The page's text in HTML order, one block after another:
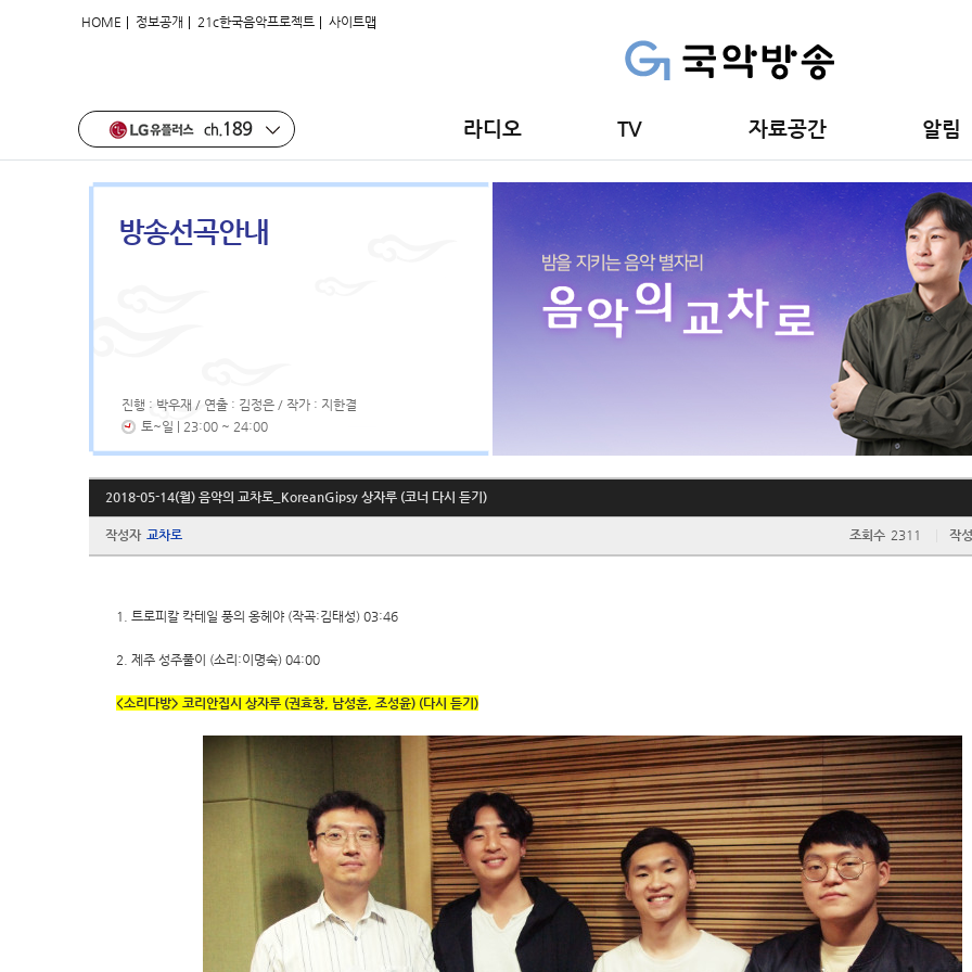
HOME | 정보공개 | 21c한국음악프로젝트 | 사이트맵
라디오 TV 자료공간 알림
방송선곡안내
진행 : 박우재 / 연출 : 김정은 / 작가 : 지한결
토~일 | 23:00 ~ 24:00
2018-05-14(월) 음악의 교차로_KoreanGipsy 상자루 (코너 다시 듣기)
작성자 교차로 조회수 2311 작
1. 트로피칼 칵테일 풍의 옹헤야 (작곡:김태성) 03:46
2. 제주 성주풀이 (소리:이명숙) 04:00
<소리다방> 코리안집시 상자루 (권효창, 남성훈, 조성윤) (다시 듣기)